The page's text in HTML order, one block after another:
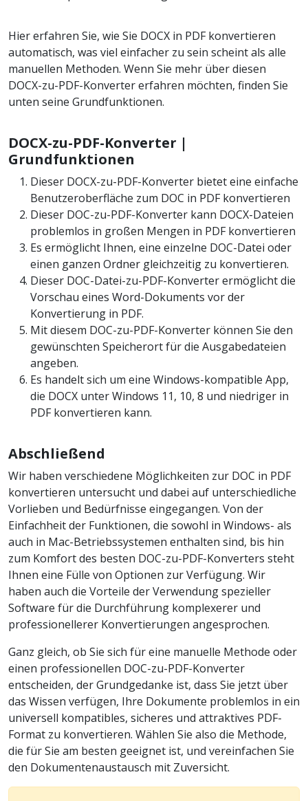
Hier erfahren Sie, wie Sie DOCX in PDF konvertieren
automatisch, was viel einfacher zu sein scheint als alle
manuellen Methoden. Wenn Sie mehr über diesen
DOCX-zu-PDF-Konverter erfahren möchten, finden Sie
unten seine Grundfunktionen.
DOCX-zu-PDF-Konverter |
Grundfunktionen
Dieser DOCX-zu-PDF-Konverter bietet eine einfache
Benutzeroberfläche zum DOC in PDF konvertieren
Dieser DOC-zu-PDF-Konverter kann DOCX-Dateien
problemlos in großen Mengen in PDF konvertieren
Es ermöglicht Ihnen, eine einzelne DOC-Datei oder
einen ganzen Ordner gleichzeitig zu konvertieren.
Dieser DOC-Datei-zu-PDF-Konverter ermöglicht die
Vorschau eines Word-Dokuments vor der
Konvertierung in PDF.
Mit diesem DOC-zu-PDF-Konverter können Sie den
gewünschten Speicherort für die Ausgabedateien
angeben.
Es handelt sich um eine Windows-kompatible App,
die DOCX unter Windows 11, 10, 8 und niedriger in
PDF konvertieren kann.
Abschließend
Wir haben verschiedene Möglichkeiten zur DOC in PDF
konvertieren untersucht und dabei auf unterschiedliche
Vorlieben und Bedürfnisse eingegangen. Von der
Einfachheit der Funktionen, die sowohl in Windows- als
auch in Mac-Betriebssystemen enthalten sind, bis hin
zum Komfort des besten DOC-zu-PDF-Konverters steht
Ihnen eine Fülle von Optionen zur Verfügung. Wir
haben auch die Vorteile der Verwendung spezieller
Software für die Durchführung komplexerer und
professionellerer Konvertierungen angesprochen.
Ganz gleich, ob Sie sich für eine manuelle Methode oder
einen professionellen DOC-zu-PDF-Konverter
entscheiden, der Grundgedanke ist, dass Sie jetzt über
das Wissen verfügen, Ihre Dokumente problemlos in ein
universell kompatibles, sicheres und attraktives PDF-
Format zu konvertieren. Wählen Sie also die Methode,
die für Sie am besten geeignet ist, und vereinfachen Sie
den Dokumentenaustausch mit Zuversicht.